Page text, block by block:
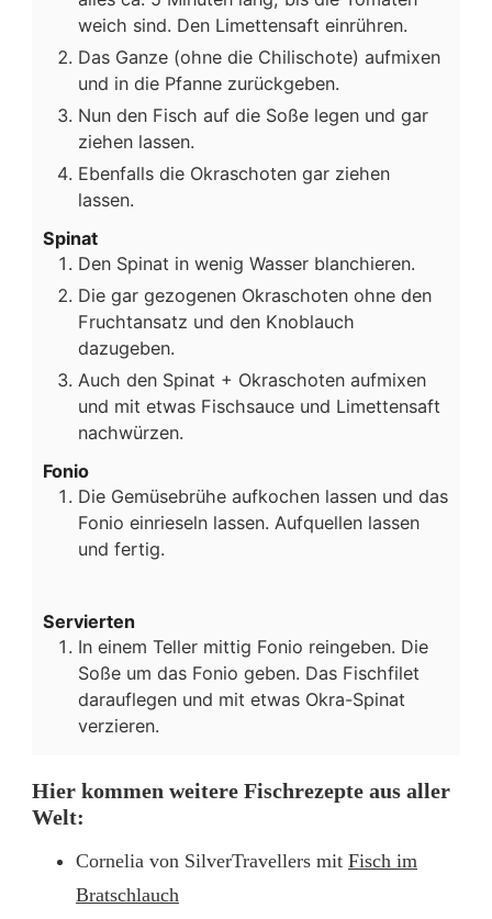
weich sind. Den Limettensaft einrühren.
Das Ganze (ohne die Chilischote) aufmixen
und in die Pfanne zurückgeben.
Nun den Fisch auf die Soße legen und gar
ziehen lassen.
Ebenfalls die Okraschoten gar ziehen
lassen.
Spinat
Den Spinat in wenig Wasser blanchieren.
Die gar gezogenen Okraschoten ohne den
Fruchtansatz und den Knoblauch
dazugeben.
Auch den Spinat + Okraschoten aufmixen
und mit etwas Fischsauce und Limettensaft
nachwürzen.
Fonio
Die Gemüsebrühe aufkochen lassen und das
Fonio einrieseln lassen. Aufquellen lassen
und fertig.
Servierten
In einem Teller mittig Fonio reingeben. Die
Soße um das Fonio geben. Das Fischfilet
darauflegen und mit etwas Okra-Spinat
verzieren.
Hier kommen weitere Fischrezepte aus aller
Welt:
Cornelia von SilverTravellers mit Fisch im
Bratschlauch